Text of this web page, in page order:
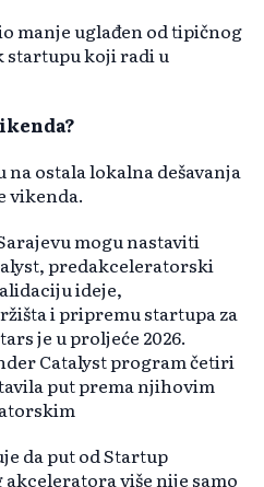
manje uglađen od tipičnog
startupu koji radi u
ostala lokalna dešavanja
vikenda.
mogu nastaviti
predakceleratorski
ideje,
i pripremu startupa za
je u proljeće 2026.
Catalyst program četiri
put prema njihovim
da put od Startup
više nije samo